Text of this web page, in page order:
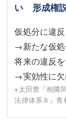
い 形成権
仮処分に違
→新たな仮
将来の違反
→実効性に
※太田豊『相隣
法律体系８』青